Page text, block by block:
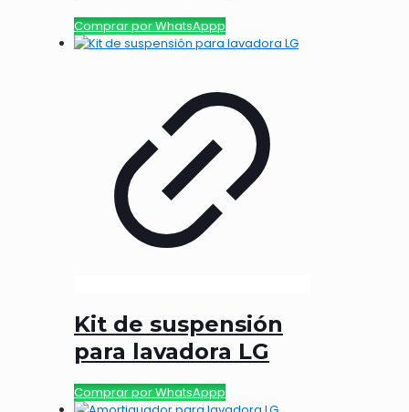
Comprar por WhatsAppp
Kit de suspensión
para lavadora LG
Comprar por WhatsAppp